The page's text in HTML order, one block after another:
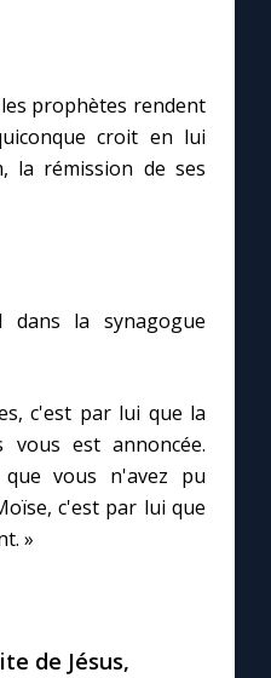
prophètes rendent
croit en lui
la rémission de ses
dans la synagogue
c'est par lui que la
vous est annoncée.
vous n'avez pu
c'est par lui que
»
de Jésus,